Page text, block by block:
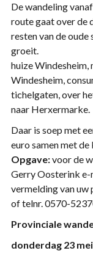
De wandeling
route gaat over
resten van de
groeit.
huize Windesheim,
Windesheim,
tichelgaten, over
naar Herxermarke.
Daar is soep met
euro samen met
Opgave:voor de
Gerry Oosterink e-
vermelding van uw
of telnr. 0570-
Provinciale
donderdag 23